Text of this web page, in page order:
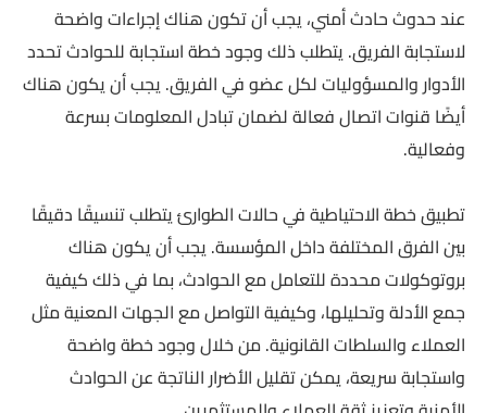
عند حدوث حادث أمني، يجب أن تكون هناك إجراءات واضحة
لاستجابة الفريق. يتطلب ذلك وجود خطة استجابة للحوادث تحدد
الأدوار والمسؤوليات لكل عضو في الفريق. يجب أن يكون هناك
أيضًا قنوات اتصال فعالة لضمان تبادل المعلومات بسرعة
وفعالية.
تطبيق خطة الاحتياطية في حالات الطوارئ يتطلب تنسيقًا دقيقًا
بين الفرق المختلفة داخل المؤسسة. يجب أن يكون هناك
بروتوكولات محددة للتعامل مع الحوادث، بما في ذلك كيفية
جمع الأدلة وتحليلها، وكيفية التواصل مع الجهات المعنية مثل
العملاء والسلطات القانونية. من خلال وجود خطة واضحة
واستجابة سريعة، يمكن تقليل الأضرار الناتجة عن الحوادث